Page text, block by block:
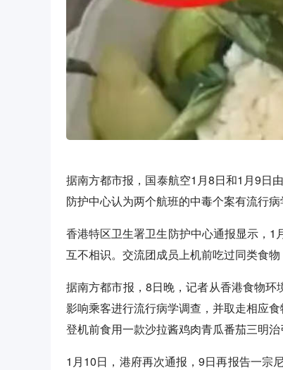
据南方都市报，国泰航空1月8日和1月9日
防护中心认为两个航班的中毒个案有流行病
香港特区卫生署卫生防护中心通报显示，
互不相识。交流团成员上机前吃过同类食
据南方都市报，8日晚，记者从香港食物环
影响乘客进行流行病学调查，并取走相应
登机前食用一款沙拉酱鸡肉青瓜番茄三明治
1月10日，港府再次通报，9日再报告一宗